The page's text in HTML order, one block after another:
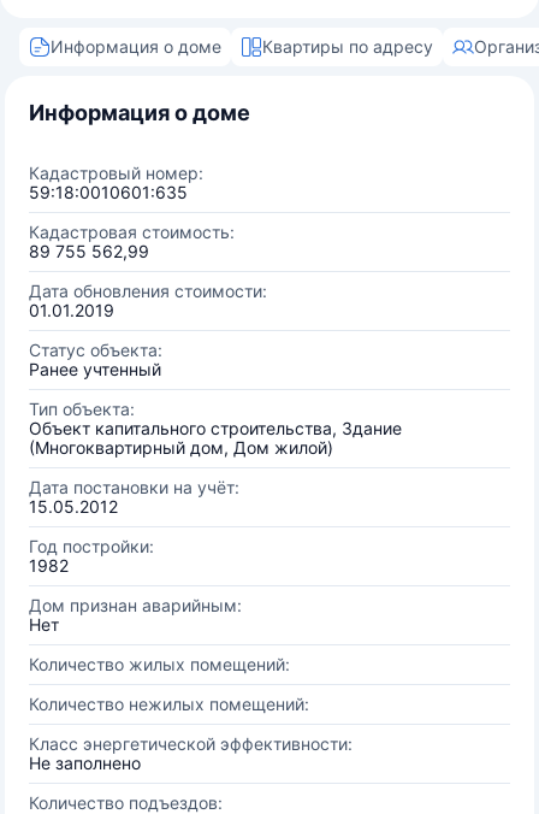
Информация о доме Квартиры по адресу
Информация о доме
Кадастровый номер:
59:18:0010601:635
Кадастровая стоимость:
89 755 562,99
Дата обновления стоимости:
01.01.2019
Статус объекта:
Ранее учтенный
Тип объекта:
Объект капитального строительства, Здание
(Многоквартирный дом, Дом жилой)
Дата постановки на учёт:
15.05.2012
Год постройки:
1982
Дом признан аварийным:
Нет
Количество жилых помещений:
Количество нежилых помещений:
Класс энергетической эффективности:
Не заполнено
Количество подъездов: